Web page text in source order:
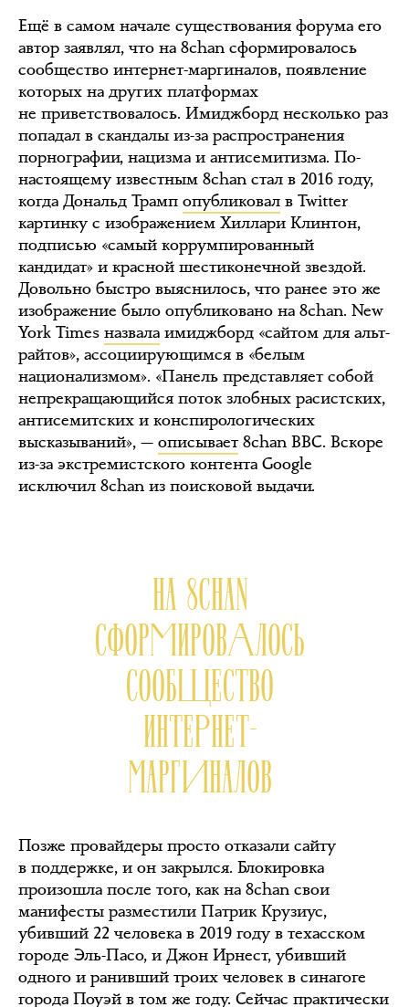
Ещё в самом начале существования форума его
автор заявлял, что на 8chan сформировалось
сообщество интернет-маргиналов, появление
которых на других платформах
не приветствовалось. Имиджборд несколько раз
попадал в скандалы из-за распространения
порнографии, нацизма и антисемитизма. По-
настоящему известным 8chan стал в 2016 году,
когда Дональд Трамп опубликовал в Twitter
картинку с изображением Хиллари Клинтон,
подписью «самый коррумпированный
кандидат» и красной шестиконечной звездой.
Довольно быстро выяснилось, что ранее это же
изображение было опубликовано на 8chan. New
York Times назвала имиджборд «сайтом для альт-
райтов», ассоциирующимся в «белым
национализмом». «Панель представляет собой
непрекращающийся поток злобных расистских,
антисемитских и конспирологических
высказываний», — описывает8chan ВВС. Вскоре
из-за экстремистского контента Google
исключил 8chan из поисковой выдачи.
НА 8CHAN
СФОРМИРОВАЛОСЬ
СООБЩЕСТВО
ИНТЕРНЕТ-
МАРГИНАЛОВ
Позже провайдеры просто отказали сайту
в поддержке, и он закрылся. Блокировка
произошла после того, как на 8chan свои
манифесты разместили Патрик Крузиус,
убивший 22 человека в 2019 году в техасском
городе Эль-Пасо, и Джон Ирнест, убивший
одного и ранивший троих человек в синагоге
города Поуэй в том же году. Сейчас практически